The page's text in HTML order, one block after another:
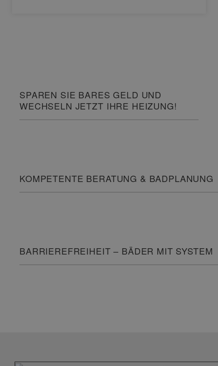
SPAREN SIE BARES GELD UND
WECHSELN JETZT IHRE HEIZUNG!
KOMPETENTE BERATUNG & BADPLANUNG
BARRIEREFREIHEIT – BÄDER MIT SYSTEM